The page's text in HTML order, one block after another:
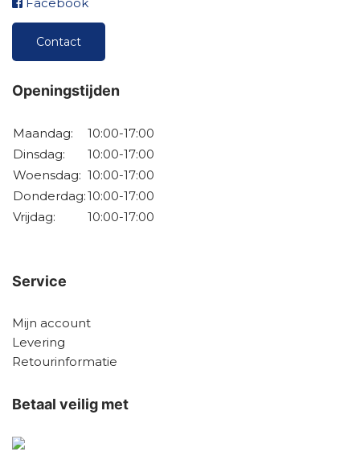
Contact
Openingstijden
Maandag:
10:00-17:00
Dinsdag:
10:00-17:00
Woensdag: 10:00-17:00
Donderdag:10:00-17:00
Vrijdag:
10:00-17:00
Service
Mijn account
Levering
Retourinformatie
Betaal veilig met